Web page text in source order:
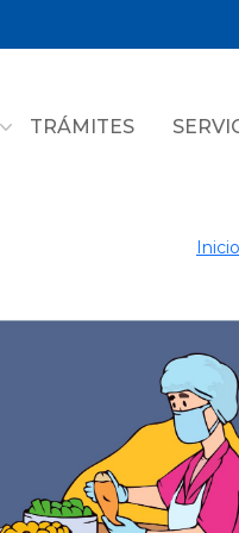
TRÁMITES
Inicio